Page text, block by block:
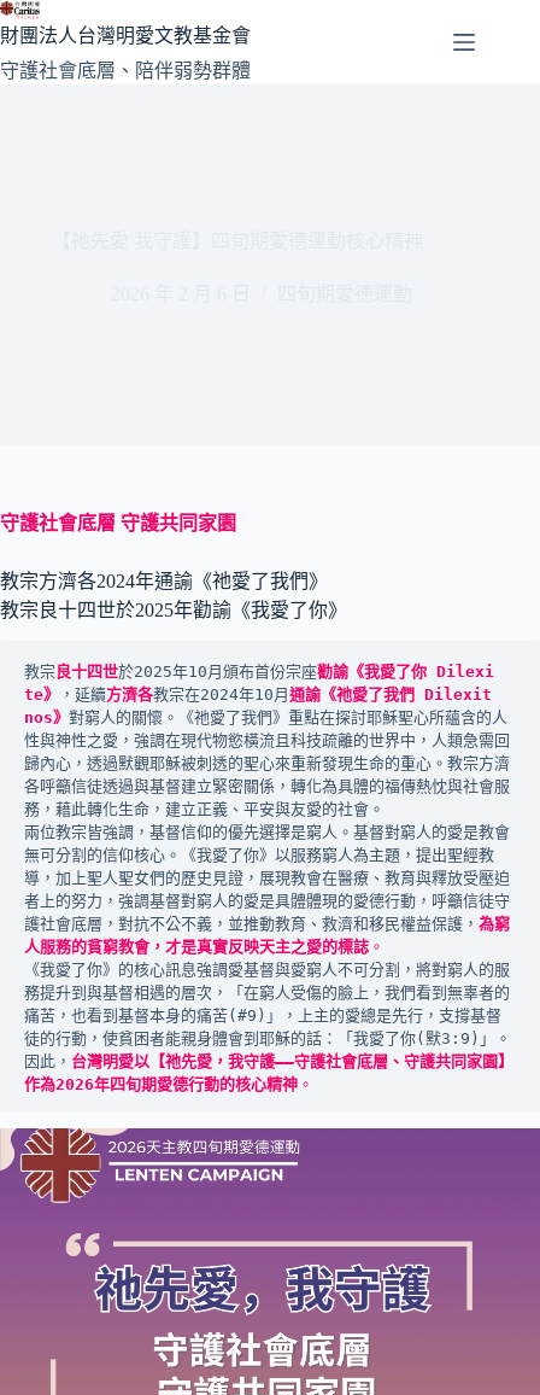
跳
至
主
財團法人台灣明愛文教基金會
守護社會底層、陪伴弱勢群體
守護社會底層 守護共同家園
教宗方濟各2024年通諭《祂愛了我們》
教宗良十四世於2025年勸諭《我愛了你》
教宗 良十四世於2025年10月頒布首份宗座勸諭《我愛了你 Dilexi
te》
，延續方濟各教宗在2024年10月 通諭《祂愛了我們 Dilexit
nos》 對窮人的關懷。《祂愛了我們》重點在探討耶穌聖心所蘊含的人
性與神性之愛，強調在現代物慾橫流且科技疏離的世界中，人類急需回
歸內心，透過默觀耶穌被刺透的聖心來重新發現生命的重心。教宗方濟
各呼籲信徒透過與基督建立緊密關係，轉化為具體的福傳熱忱與社會服
務，藉此轉化生命，建立正義、平安與友愛的社會。
兩位教宗皆強調，基督信仰的優先選擇是窮人。基督對窮人的愛是教會
無可分割的信仰核心。《我愛了你》以服務窮人為主題，提出聖經教
導，加上聖人聖女們的歷史見證，展現教會在醫療、教育與釋放受壓迫
者上的努力，強調基督對窮人的愛是具體體現的愛德行動，呼籲信徒守
護社會底層，對抗不公不義，並推動教育、救濟和移民權益保護， 為窮
人服務的貧窮教會，才是真實反映天主之愛的標誌 。
《我愛了你》的核心訊息強調愛基督與愛窮人不可分割，將對窮人的服
務提升到與基督相遇的層次，「在窮人受傷的臉上，我們看到無辜者的
痛苦，也看到基督本身的痛苦(#9)」，上主的愛總是先行，支撐基督
徒的行動，使貧困者能親身體會到耶穌的話：「我愛了你(默3:9)」。
因此， 台灣明愛以【祂先愛，我守護——守護社會底層、守護共同家園】
作為2026年四旬期愛德行動的核心精神 。